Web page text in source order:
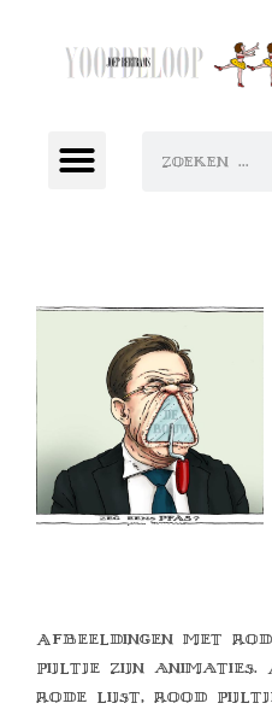
Afbeeldingen met
pijltje zijn animaties.
rode lijst, rood